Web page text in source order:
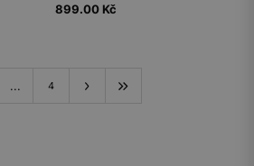
899.00 Kč
... 4